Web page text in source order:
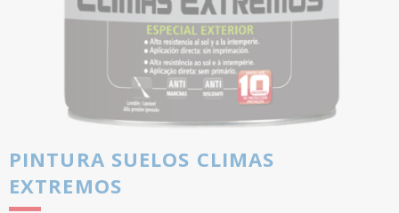
PINTURA SUELOS CLIMAS
EXTREMOS